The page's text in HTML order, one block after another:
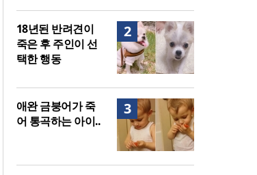
2
18년된 반려견이
죽은 후 주인이 선
택한 행동
3
애완 금붕어가 죽
어 통곡하는 아이..